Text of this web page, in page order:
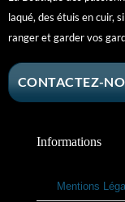
laqué, des étuis en cuir,
ranger et garder vos
CONTACTEZ-
Informations
Mentions